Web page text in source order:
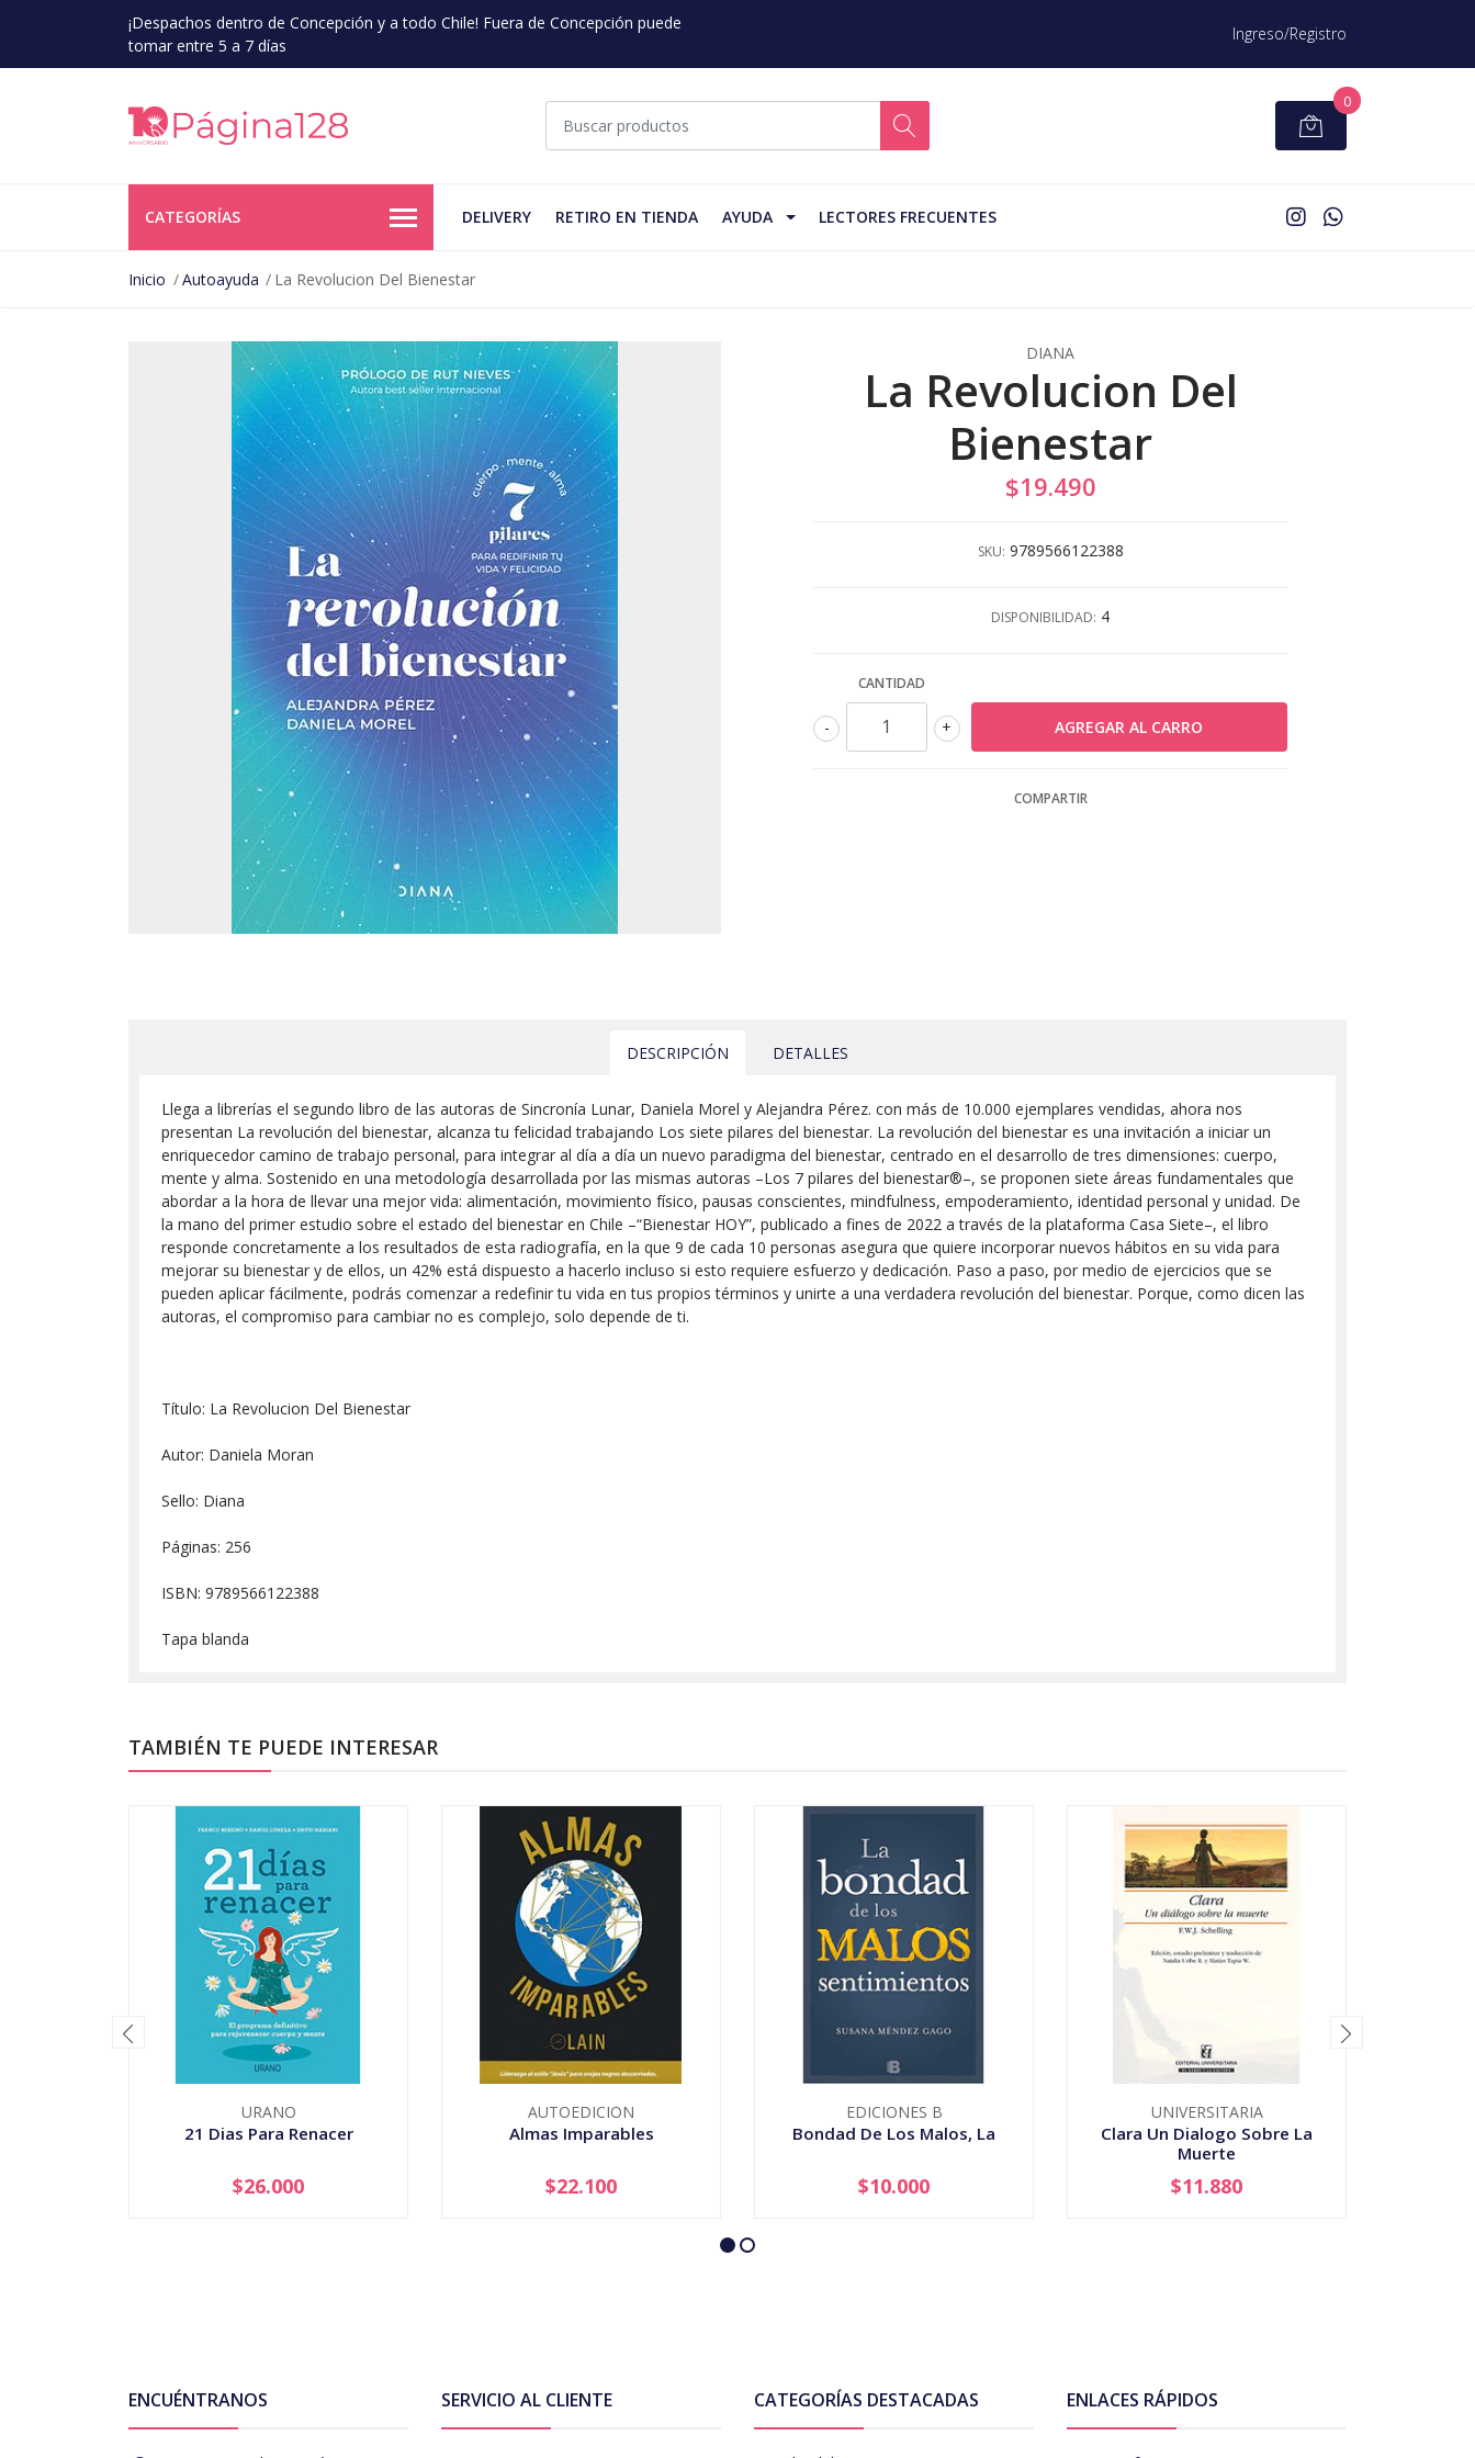
¡Despachos dentro de Concepción y a todo Chile! Fuera de Concepción puede
tomar entre 5 a 7 días
Ingreso/Registro
0
CATEGORÍAS DELIVERY RETIRO EN TIENDA AYUDA LECTORES FRECUENTES
Inicio Autoayuda La Revolucion Del Bienestar
DIANA
La Revolucion Del
Bienestar
$19.490
SKU: 9789566122388
DISPONIBILIDAD: 4
CANTIDAD
+
-
COMPARTIR
DESCRIPCIÓN DETALLES
Llega a librerías el segundo libro de las autoras de Sincronía Lunar, Daniela Morel y Alejandra Pérez. con más de 10.000 ejemplares vendidas, ahora nos
presentan La revolución del bienestar, alcanza tu felicidad trabajando Los siete pilares del bienestar. La revolución del bienestar es una invitación a iniciar un
enriquecedor camino de trabajo personal, para integrar al día a día un nuevo paradigma del bienestar, centrado en el desarrollo de tres dimensiones: cuerpo,
mente y alma. Sostenido en una metodología desarrollada por las mismas autoras –Los 7 pilares del bienestar®–, se proponen siete áreas fundamentales que
abordar a la hora de llevar una mejor vida: alimentación, movimiento físico, pausas conscientes, mindfulness, empoderamiento, identidad personal y unidad. De
la mano del primer estudio sobre el estado del bienestar en Chile –“Bienestar HOY”, publicado a fines de 2022 a través de la plataforma Casa Siete–, el libro
responde concretamente a los resultados de esta radiografía, en la que 9 de cada 10 personas asegura que quiere incorporar nuevos hábitos en su vida para
mejorar su bienestar y de ellos, un 42% está dispuesto a hacerlo incluso si esto requiere esfuerzo y dedicación. Paso a paso, por medio de ejercicios que se
pueden aplicar fácilmente, podrás comenzar a redefinir tu vida en tus propios términos y unirte a una verdadera revolución del bienestar. Porque, como dicen las
autoras, el compromiso para cambiar no es complejo, solo depende de ti.
Título: La Revolucion Del Bienestar
Autor: Daniela Moran
Sello: Diana
Páginas: 256
ISBN: 9789566122388
Tapa blanda
TAMBIÉN TE PUEDE INTERESAR
URANO
21 Dias Para Renacer
+
$26.000
AUTOEDICION
Almas Imparables
+
$22.100
EDICIONES B
Bondad De Los Malos, La
+
$10.000
UNIVERSITARIA
Clara Un Dialogo Sobre La
Muerte
+
$11.880
ENCUÉNTRANOS SERVICIO AL CLIENTE CATEGORÍAS DESTACADAS ENLACES RÁPIDOS